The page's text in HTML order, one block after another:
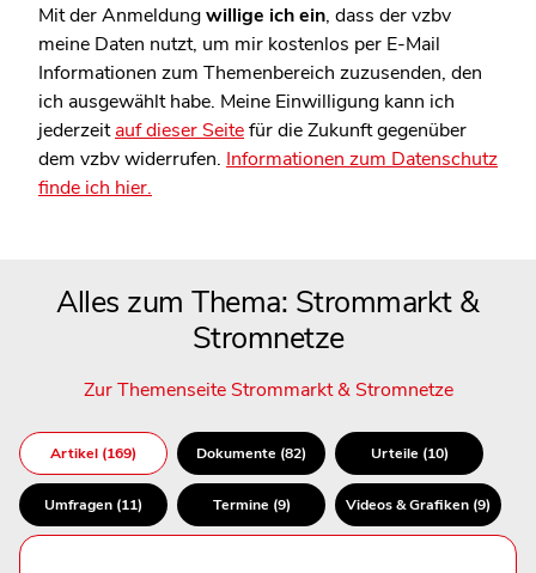
Mit der Anmeldungwillige ich ein, dass der vzbv
meine Daten nutzt, um mir kostenlos per E-Mail
Informationen zum Themenbereich zuzusenden, den
ich ausgewählt habe. Meine Einwilligung kann ich
jederzeitauf dieser Seitefür die Zukunft gegenüber
dem vzbv widerrufen. Informationen zum Datenschutz
finde ich hier.
Alles zum Thema: Strommarkt &
Stromnetze
Zur Themenseite Strommarkt & Stromnetze
Artikel (169) Dokumente (82) Urteile (10)
Umfragen (11) Termine (9) Videos & Grafiken (9)